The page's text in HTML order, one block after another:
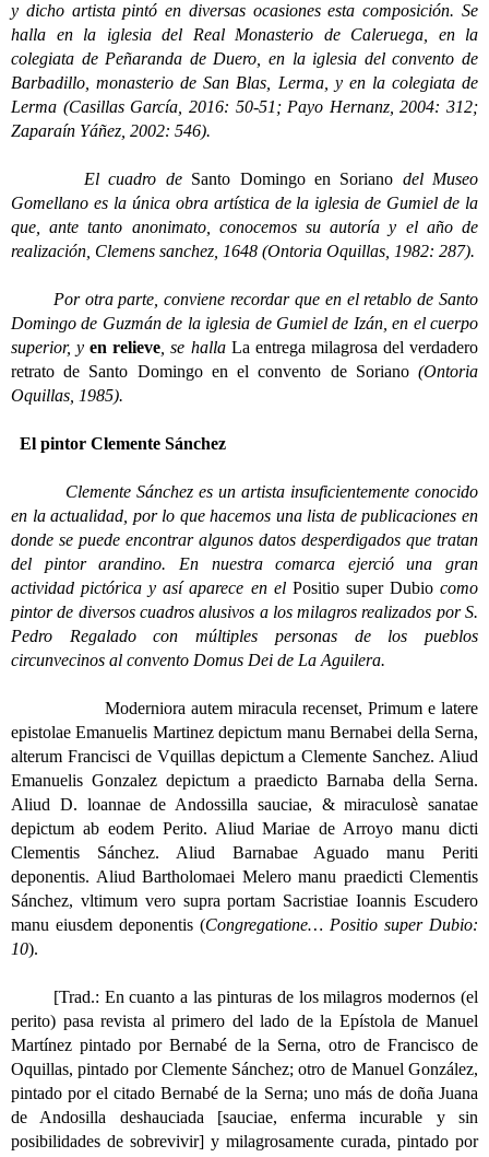
y dicho artista pintó en diversas ocasiones esta composición. Se
halla en la iglesia del Real Monasterio de Caleruega, en la
colegiata de Peñaranda de Duero, en la iglesia del convento de
Barbadillo, monasterio de San Blas, Lerma, y en la colegiata de
Lerma (Casillas García, 2016: 50-51; Payo Hernanz, 2004: 312;
Zaparaín Yáñez, 2002: 546).
El cuadro de Santo Domingo en Soriano del Museo
Gomellano es la única obra artística de la iglesia de Gumiel de la
que, ante tanto anonimato, conocemos su autoría y el año de
realización, Clemens sanchez, 1648 (Ontoria Oquillas, 1982: 287).
Por otra parte, conviene recordar que en el retablo de Santo
Domingo de Guzmán de la iglesia de Gumiel de Izán, en el cuerpo
superior, yen relieve , se halla La entrega milagrosa del verdadero
retrato de Santo Domingo en el convento de Soriano(Ontoria
Oquillas, 1985).
El pintor Clemente Sánchez
Clemente Sánchez es un artista insuficientemente conocido
en la actualidad, por lo que hacemos una lista de publicaciones en
donde se puede encontrar algunos datos desperdigados que tratan
del pintor arandino. En nuestra comarca ejerció una gran
actividad pictórica y así aparece en el Positio super Dubiocomo
pintor de diversos cuadros alusivos a los milagros realizados por S.
Pedro Regalado con múltiples personas de los pueblos
circunvecinos al convento Domus Dei de La Aguilera.
Moderniora autem miracula recenset, Primum e latere
epistolae Emanuelis Martinez depictum manu Bernabei della Serna,
alterum Francisci de Vquillas depictum a Clemente Sanchez. Aliud
Emanuelis Gonzalez depictum a praedicto Barnaba della Serna.
Aliud D. loannae de Andossilla sauciae, & miraculosè sanatae
depictum ab eodem Perito. Aliud Mariae de Arroyo manu dicti
Clementis Sánchez. Aliud Barnabae Aguado manu Periti
deponentis. Aliud Bartholomaei Melero manu praedicti Clementis
Sánchez, vltimum vero supra portam Sacristiae Ioannis Escudero
manu eiusdem deponentis (Congregatione… Positio super Dubio:
10).
[Trad.: En cuanto a las pinturas de los milagros modernos (el
perito) pasa revista al primero del lado de la Epístola de Manuel
Martínez pintado por Bernabé de la Serna, otro de Francisco de
Oquillas, pintado por Clemente Sánchez; otro de Manuel González,
pintado por el citado Bernabé de la Serna; uno más de doña Juana
de Andosilla deshauciada [sauciae, enferma incurable y sin
posibilidades de sobrevivir] y milagrosamente curada, pintado por